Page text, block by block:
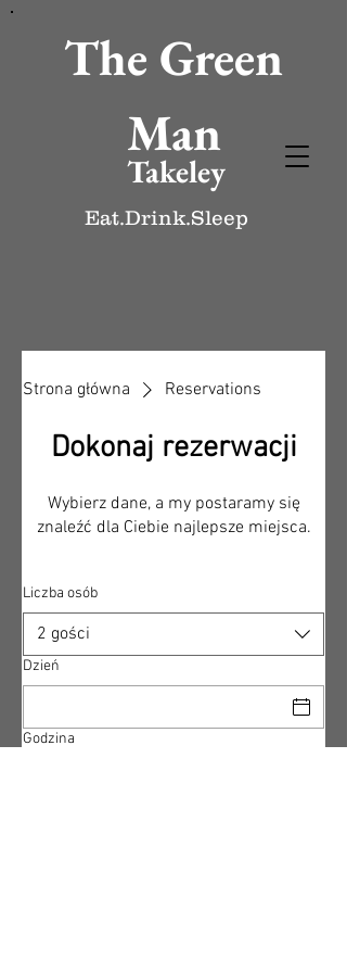
The Green
Man
Takeley
Eat.Drink.Sleep
Strona główna Reservations
Dokonaj rezerwacji
Wybierz dane, a my postaramy się
znaleźć dla Ciebie najlepsze miejsca.
Liczba osób
2 gości
Dzień
Godzina